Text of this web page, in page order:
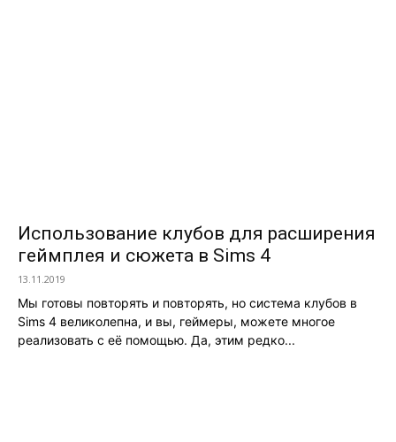
Использование клубов для расширения
геймплея и сюжета в Sims 4
13.11.2019
Мы готовы повторять и повторять, но система клубов в
Sims 4 великолепна, и вы, геймеры, можете многое
реализовать с её помощью. Да, этим редко...